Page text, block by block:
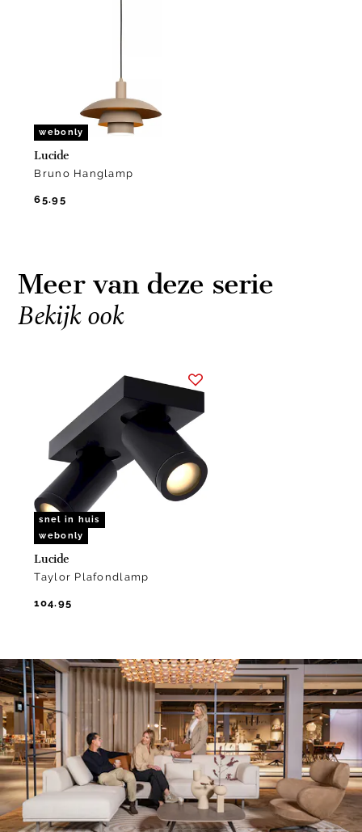
webonly
Lucide
Bruno Hanglamp
65.95
Meer van deze serie
Bekijk ook
snel in huis
webonly
Lucide
Taylor Plafondlamp
104.95